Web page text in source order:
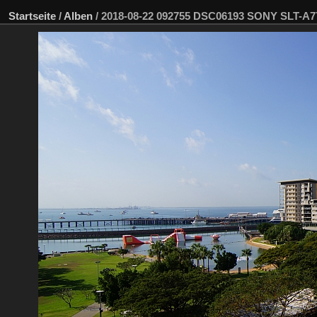
Startseite / Alben / 2018-08-22 092755 DSC06193 SONY SLT-